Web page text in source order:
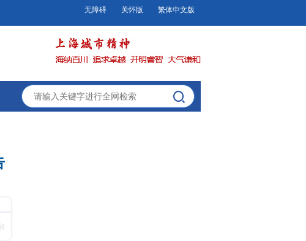
无障碍 关怀版 繁体中文版